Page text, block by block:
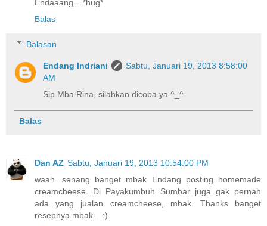
Endaaang... *hug*
Balas
Balasan
Endang Indriani
Sabtu, Januari 19, 2013 8:58:00
AM
Sip Mba Rina, silahkan dicoba ya ^_^
Balas
Dan AZ Sabtu, Januari 19, 2013 10:54:00 PM
waah...senang banget mbak Endang posting homemade
creamcheese. Di Payakumbuh Sumbar juga gak pernah
ada yang jualan creamcheese, mbak. Thanks banget
resepnya mbak... :)